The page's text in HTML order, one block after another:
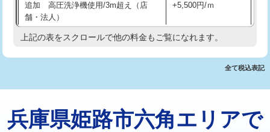
排水管工事（追加 排水管工事/3ｍ超
え）
マス交換（土の掘削・埋め戻し作業） 11,000円~
マス交換（深さ50㎝以上） 66,000円
追加 高圧洗浄機使用/3m超え（店
舗・法人）
+5,500円/ｍ
高度高圧洗浄換 現地調査
トーラー機使用/3mまで 33,000円
追加トーラー機使用/3m超え +3,300円
上記の表をスクロールで他の料金もご覧になれます。
全て税込表記
兵庫県姫路市六角エリアで